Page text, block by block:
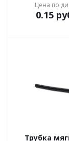
Цена по
0.15
Трубка